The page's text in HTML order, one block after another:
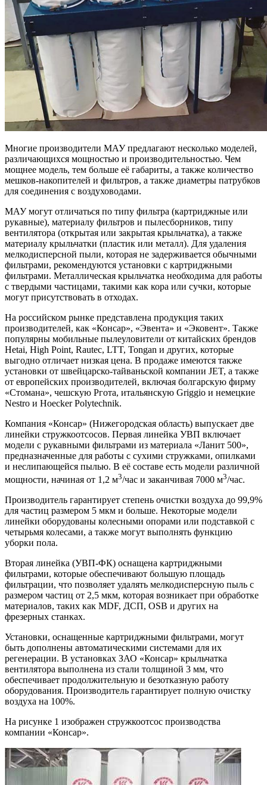
Многие производители МАУ предлагают несколько моделей,
различающихся мощностью и производительностью. Чем
мощнее модель, тем больше её габариты, а также количество
мешков-накопителей и фильтров, а также диаметры патрубков
для соединения с воздуховодами.
МАУ могут отличаться по типу фильтра (картриджные или
рукавные), материалу фильтров и пылесборников, типу
вентилятора (открытая или закрытая крыльчатка), а также
материалу крыльчатки (пластик или металл). Для удаления
мелкодисперсной пыли, которая не задерживается обычными
фильтрами, рекомендуются установки с картриджными
фильтрами. Металлическая крыльчатка необходима для работы
с твердыми частицами, такими как кора или сучки, которые
могут присутствовать в отходах.
На российском рынке представлена продукция таких
производителей, как «Консар», «Эвента» и «Эковент». Также
популярны мобильные пылеуловители от китайских брендов
Hetai, High Point, Rautec, LTT, Tongan и других, которые
выгодно отличает низкая цена. В продаже имеются также
установки от швейцарско-тайваньской компании JET, а также
от европейских производителей, включая болгарскую фирму
«Стомана», чешскую Ргота, итальянскую Griggio и немецкие
Nestro и Hoecker Polytechnik.
Компания «Консар» (Нижегородская область) выпускает две
линейки стружкоотсосов. Первая линейка УВП включает
модели с рукавными фильтрами из материала «Ланит 500»,
предназначенные для работы с сухими стружками, опилками
и неслипающейся пылью. В её составе есть модели различной
мощности, начиная от 1,2 м3/час и заканчивая 7000 м3/час.
Производитель гарантирует степень очистки воздуха до 99,9%
для частиц размером 5 мкм и больше. Некоторые модели
линейки оборудованы колесными опорами или подставкой с
четырьмя колесами, а также могут выполнять функцию
уборки пола.
Вторая линейка (УВП-ФК) оснащена картриджными
фильтрами, которые обеспечивают большую площадь
фильтрации, что позволяет удалять мелкодисперсную пыль с
размером частиц от 2,5 мкм, которая возникает при обработке
материалов, таких как MDF, ДСП, OSB и других на
фрезерных станках.
Установки, оснащенные картриджными фильтрами, могут
быть дополнены автоматическими системами для их
регенерации. В установках ЗАО «Консар» крыльчатка
вентилятора выполнена из стали толщиной 3 мм, что
обеспечивает продолжительную и безотказную работу
оборудования. Производитель гарантирует полную очистку
воздуха на 100%.
На рисунке 1 изображен стружкоотсос производства
компании «Консар».